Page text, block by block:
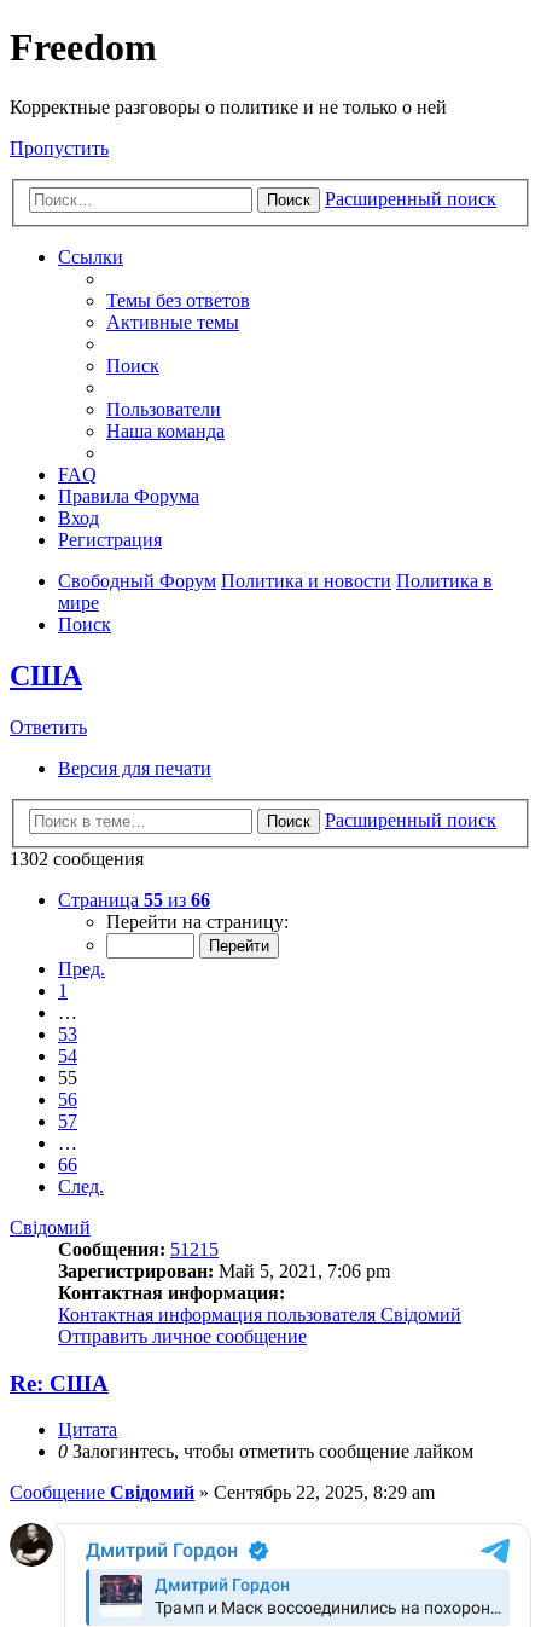
Freedom
Корректные разговоры о политике и не только о ней
Пропустить
Поиск Расширенный поиск
Ссылки
Темы без ответов
Активные темы
Поиск
Пользователи
Наша команда
FAQ
Правила Форума
Вход
Регистрация
Свободный Форум Политика и новости Политика в
мире
Поиск
США
Ответить
Версия для печати
Поиск
Расширенный поиск
1302 сообщения
Страница 55 из 66
Перейти на страницу:
Пред.
1
…
53
54
55
56
57
…
66
След.
Свідомий
Сообщения: 51215
Зарегистрирован: Май 5, 2021, 7:06 pm
Контактная информация:
Контактная информация пользователя Свідомий
Отправить личное сообщение
Re: США
Цитата
0 Залогинтесь, чтобы отметить сообщение лайком
Сообщение Свідомий » Сентябрь 22, 2025, 8:29 am